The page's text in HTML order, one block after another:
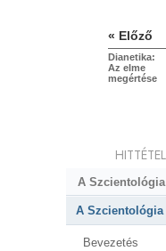
« Előző
Dianetika:
Az elme
megértése
A
A Szcientológia
Bevezetés